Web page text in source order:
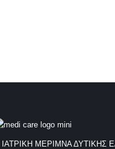
ΙΑΤΡΙΚΗ ΜΕΡΙΜΝΑ